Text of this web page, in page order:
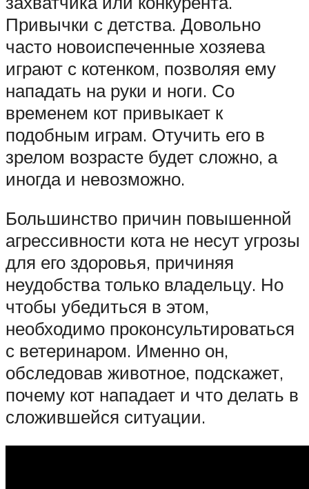
Привычки с детства. Довольно
часто новоиспеченные хозяева
играют с котенком, позволяя ему
нападать на руки и ноги. Со
временем кот привыкает к
подобным играм. Отучить его в
зрелом возрасте будет сложно, а
иногда и невозможно.
Большинство причин повышенной
агрессивности кота не несут угрозы
для его здоровья, причиняя
неудобства только владельцу. Но
чтобы убедиться в этом,
необходимо проконсультироваться
с ветеринаром. Именно он,
обследовав животное, подскажет,
почему кот нападает и что делать в
сложившейся ситуации.